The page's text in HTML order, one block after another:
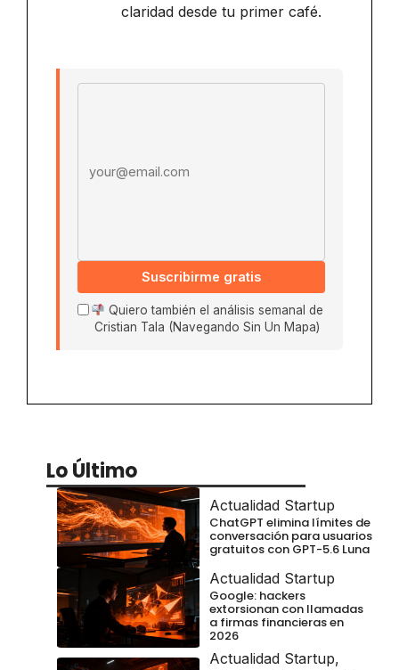
claridad desde tu primer café.
Suscribirme gratis
Quiero también el análisis semanal de
Cristian Tala (Navegando Sin Un Mapa)
Lo Último
Actualidad Startup
ChatGPT elimina límites de
conversación para usuarios
gratuitos con GPT-5.6 Luna
Actualidad Startup
Google: hackers
extorsionan con llamadas
a firmas financieras en
2026
Actualidad Startup,